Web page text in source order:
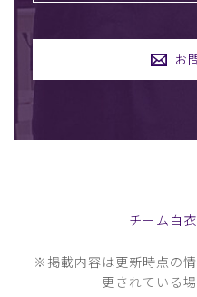
お
チーム白
※掲載内容は更新時点の
更されている